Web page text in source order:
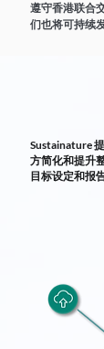
遵守香港联合
们也将可持续
Sustainature
方简化和提升
目标设定和报告